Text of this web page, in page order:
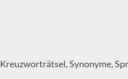
Kreuzworträtsel, Synonyme,